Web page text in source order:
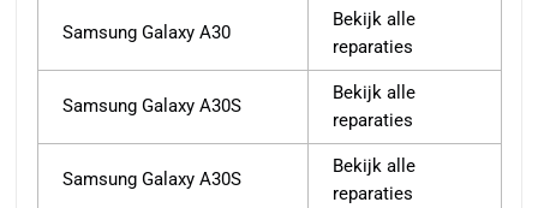
Samsung Galaxy A30
Bekijk alle
reparaties
Samsung Galaxy A30S
Bekijk alle
reparaties
Samsung Galaxy A30S
Bekijk alle
reparaties